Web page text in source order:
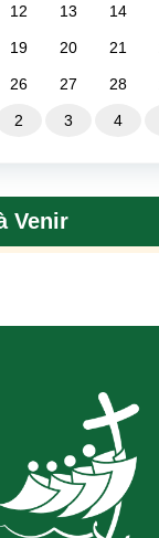
12 13 14
19 20 21
26 27 28
2 3 4
Venir